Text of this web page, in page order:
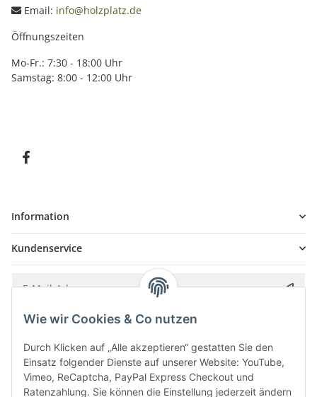
Email: info@holzplatz.de
Öffnungszeiten
Mo-Fr.: 7:30 - 18:00 Uhr
Samstag: 8:00 - 12:00 Uhr
Information
Kundenservice
Bitte senden Sie mir entsprechend IhrerDatenschutzerklärung
Wie wir Cookies & Co nutzen
Durch Klicken auf „Alle akzeptieren“ gestatten Sie den
Einsatz folgender Dienste auf unserer Website: YouTube,
Vimeo, ReCaptcha, PayPal Express Checkout und
Ratenzahlung. Sie können die Einstellung jederzeit ändern